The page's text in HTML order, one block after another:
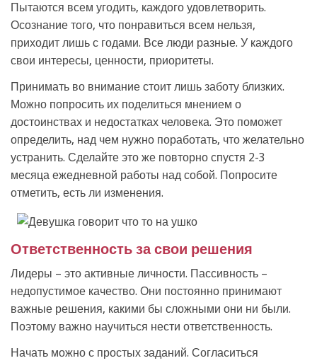
Пытаются всем угодить, каждого удовлетворить.
Осознание того, что понравиться всем нельзя,
приходит лишь с годами. Все люди разные. У каждого
свои интересы, ценности, приоритеты.
Принимать во внимание стоит лишь заботу близких.
Можно попросить их поделиться мнением о
достоинствах и недостатках человека. Это поможет
определить, над чем нужно поработать, что желательно
устранить. Сделайте это же повторно спустя 2-3
месяца ежедневной работы над собой. Попросите
отметить, есть ли изменения.
Ответственность за свои решения
Лидеры – это активные личности. Пассивность –
недопустимое качество. Они постоянно принимают
важные решения, какими бы сложными они ни были.
Поэтому важно научиться нести ответственность.
Начать можно с простых заданий. Согласиться